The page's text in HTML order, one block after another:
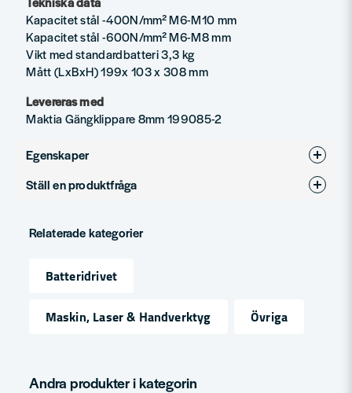
Kapacitet stål -400N/mm² M6-M10 mm
Kapacitet stål -600N/mm² M6-M8 mm
Vikt med standardbatteri 3,3 kg
Mått (LxBxH) 199x 103 x 308 mm
Levereras med
Maktia Gängklippare 8mm 199085-2
Egenskaper
Varumärke Makita
Ställ en produktfråga
Fråga oss något om denna produkten...
Namn
Relaterade kategorier
Batteridrivet
Maskin, Laser & Handverktyg
Övriga
Andra produkter i kategorin